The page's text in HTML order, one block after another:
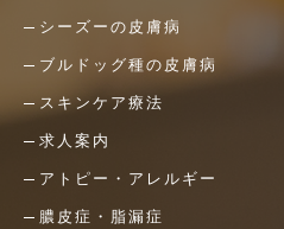
シーズーの皮膚病
ブルドッグ種の皮膚病
スキンケア療法
求人案内
アトピー・アレルギー
膿皮症・脂漏症